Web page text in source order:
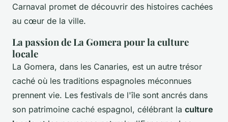
Carnaval promet de découvrir des histoires cachées
au cœur de la ville.
La passion de La Gomera pour la culture
locale
La Gomera, dans les Canaries, est un autre trésor
caché où les traditions espagnoles méconnues
prennent vie. Les festivals de l'île sont ancrés dans
son patrimoine caché espagnol, célébrant la culture